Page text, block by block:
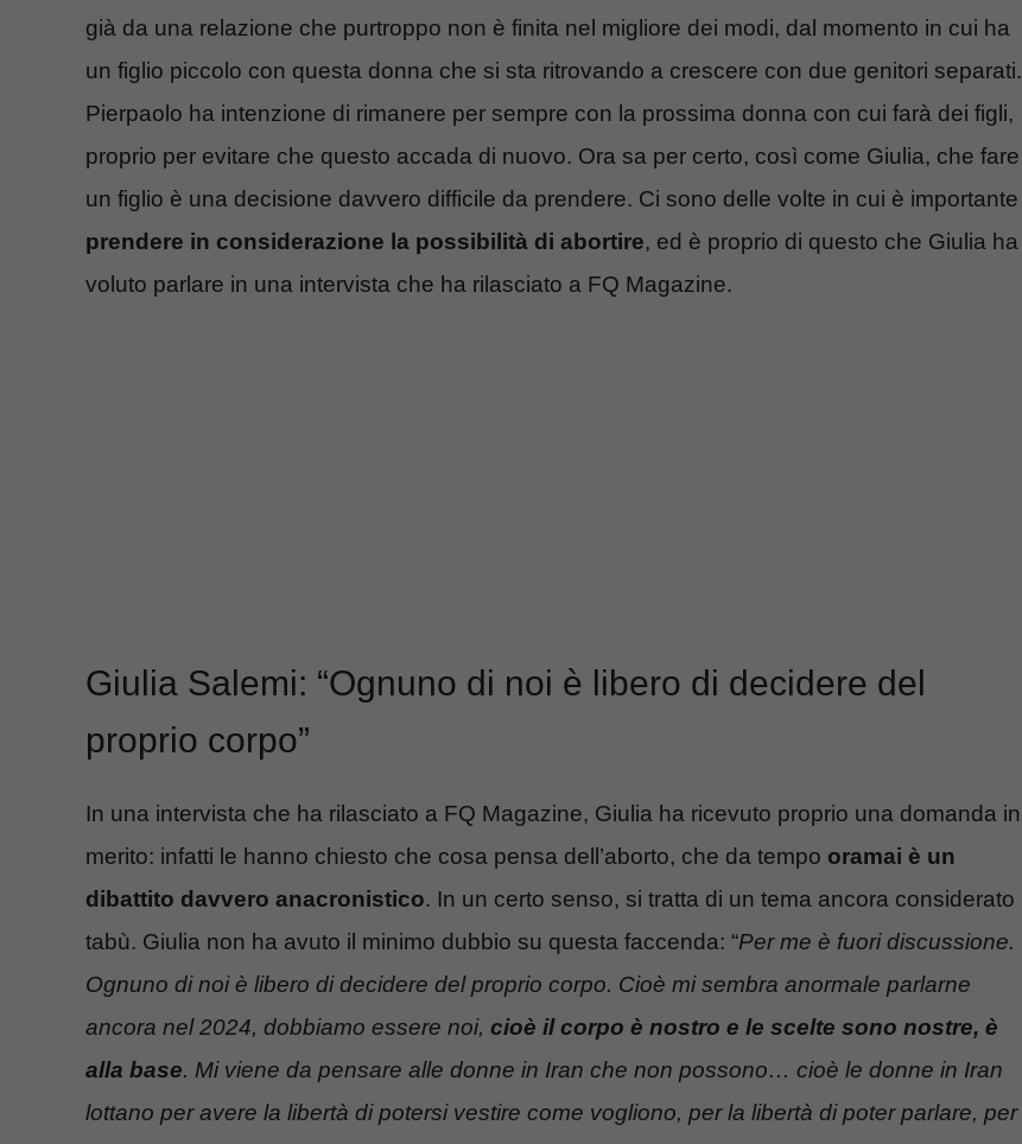
già da una relazione che purtroppo non è finita nel migliore dei modi, dal momento in cui ha
un figlio piccolo con questa donna che si sta ritrovando a crescere con due genitori separati.
Pierpaolo ha intenzione di rimanere per sempre con la prossima donna con cui farà dei figli,
proprio per evitare che questo accada di nuovo. Ora sa per certo, così come Giulia, che fare
un figlio è una decisione davvero difficile da prendere. Ci sono delle volte in cui è importante
prendere in considerazione la possibilità di abortire, ed è proprio di questo che Giulia ha
voluto parlare in una intervista che ha rilasciato a FQ Magazine.
Giulia Salemi: “Ognuno di noi è libero di decidere del
proprio corpo”
In una intervista che ha rilasciato a FQ Magazine, Giulia ha ricevuto proprio una domanda in
merito: infatti le hanno chiesto che cosa pensa dell’aborto, che da tempo oramai è un
dibattito davvero anacronistico. In un certo senso, si tratta di un tema ancora considerato
tabù. Giulia non ha avuto il minimo dubbio su questa faccenda: “Per me è fuori discussione.
Ognuno di noi è libero di decidere del proprio corpo. Cioè mi sembra anormale parlarne
ancora nel 2024, dobbiamo essere noi, cioè il corpo è nostro e le scelte sono nostre, è
alla base. Mi viene da pensare alle donne in Iran che non possono… cioè le donne in Iran
lottano per avere la libertà di potersi vestire come vogliono, per la libertà di poter parlare, per